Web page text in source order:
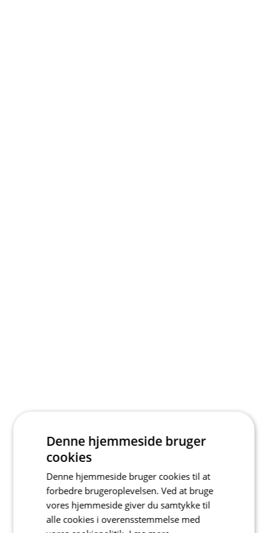
Denne hjemmeside bruger
cookies
Denne hjemmeside bruger cookies til at
forbedre brugeroplevelsen. Ved at bruge
vores hjemmeside giver du samtykke til
alle cookies i overensstemmelse med